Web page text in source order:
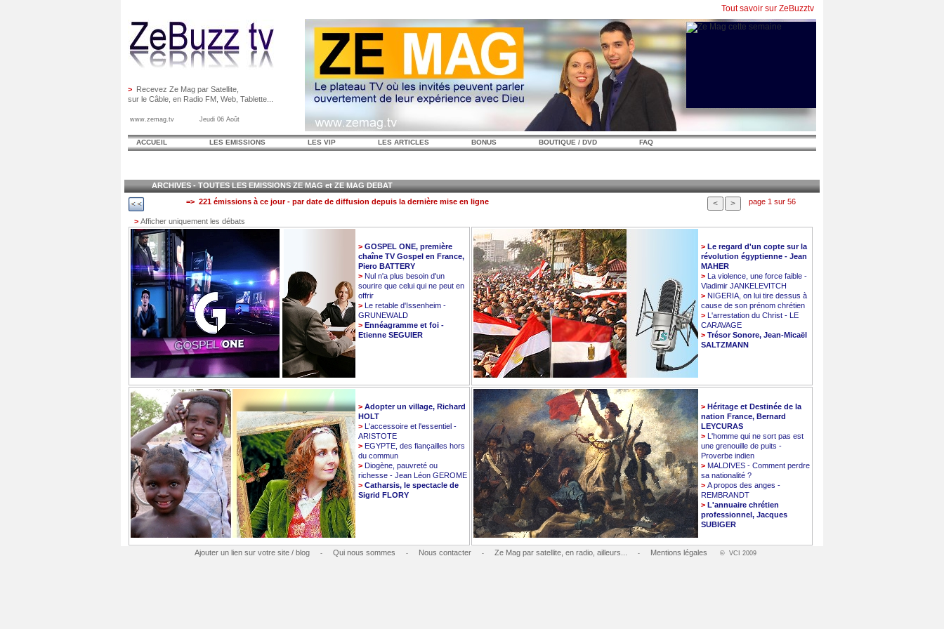
> Recevez Ze Mag par Satellite,
sur le Câble, en Radio FM, Web, Tablette...
www.zemag.tv Jeudi 06 Août
Tout savoir sur ZeBuzztv
ACCUEIL LES EMISSIONS LES VIP LES ARTICLES BONUS BOUTIQUE / DVD FAQ
ARCHIVES - TOUTES LES EMISSIONS ZE MAG et ZE MAG DEBAT
=> 221 émissions à ce jour - par date de diffusion depuis la dernière mise en ligne
page 1 sur 56
> Afficher uniquement les débats
> GOSPEL ONE, première
chaîne TV Gospel en France,
Piero BATTERY
> Nul n'a plus besoin d'un
sourire que celui qui ne peut en
offrir
> Le retable d'Issenheim -
GRUNEWALD
> Ennéagramme et foi -
Etienne SEGUIER
> Le regard d'un copte sur la
révolution égyptienne - Jean
MAHER
> La violence, une force faible -
Vladimir JANKELEVITCH
> NIGERIA, on lui tire dessus à
cause de son prénom chrétien
> L'arrestation du Christ - LE
CARAVAGE
> Trésor Sonore, Jean-Micaël
SALTZMANN
> Adopter un village, Richard
HOLT
> L'accessoire et l'essentiel -
ARISTOTE
> EGYPTE, des fiançailles hors
du commun
> Diogène, pauvreté ou
richesse - Jean Léon GEROME
> Catharsis, le spectacle de
Sigrid FLORY
> Héritage et Destinée de la
nation France, Bernard
LEYCURAS
> L'homme qui ne sort pas est
une grenouille de puits -
Proverbe indien
> MALDIVES - Comment perdre
sa nationalité ?
> A propos des anges -
REMBRANDT
> L'annuaire chrétien
professionnel, Jacques
SUBIGER
Ajouter un lien sur votre site / blog - Qui nous sommes - Nous contacter - Ze Mag par satellite, en radio, ailleurs... - Mentions légales © VCI 2009